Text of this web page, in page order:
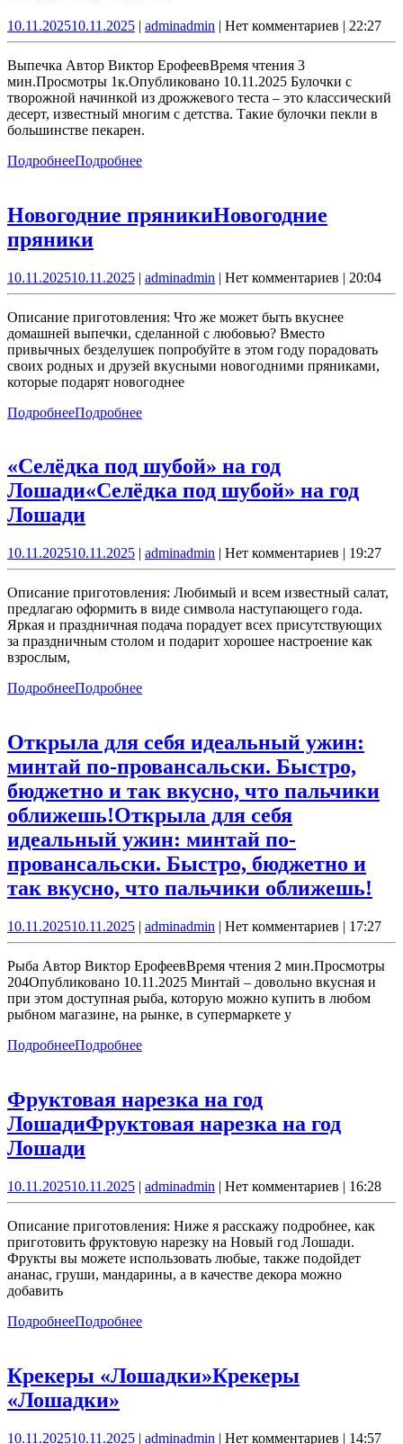
10.11.202510.11.2025 | adminadmin | Нет комментариев | 22:27
Выпечка Автор Виктор ЕрофеевВремя чтения 3
мин.Просмотры 1к.Опубликовано 10.11.2025 Булочки с
творожной начинкой из дрожжевого теста – это классический
десерт, известный многим с детства. Такие булочки пекли в
большинстве пекарен.
ПодробнееПодробнее
Новогодние пряникиНовогодние
пряники
10.11.202510.11.2025 | adminadmin | Нет комментариев | 20:04
Описание приготовления: Что же может быть вкуснее
домашней выпечки, сделанной с любовью? Вместо
привычных безделушек попробуйте в этом году порадовать
своих родных и друзей вкусными новогодними пряниками,
которые подарят новогоднее
ПодробнееПодробнее
«Селёдка под шубой» на год
Лошади«Селёдка под шубой» на год
Лошади
10.11.202510.11.2025 | adminadmin | Нет комментариев | 19:27
Описание приготовления: Любимый и всем известный салат,
предлагаю оформить в виде символа наступающего года.
Яркая и праздничная подача порадует всех присутствующих
за праздничным столом и подарит хорошее настроение как
взрослым,
ПодробнееПодробнее
Открыла для себя идеальный ужин:
минтай по-провансальски. Быстро,
бюджетно и так вкусно, что пальчики
оближешь!Открыла для себя
идеальный ужин: минтай по-
провансальски. Быстро, бюджетно и
так вкусно, что пальчики оближешь!
10.11.202510.11.2025 | adminadmin | Нет комментариев | 17:27
Рыба Автор Виктор ЕрофеевВремя чтения 2 мин.Просмотры
204Опубликовано 10.11.2025 Минтай – довольно вкусная и
при этом доступная рыба, которую можно купить в любом
рыбном магазине, на рынке, в супермаркете у
ПодробнееПодробнее
Фруктовая нарезка на год
ЛошадиФруктовая нарезка на год
Лошади
10.11.202510.11.2025 | adminadmin | Нет комментариев | 16:28
Описание приготовления: Ниже я расскажу подробнее, как
приготовить фруктовую нарезку на Новый год Лошади.
Фрукты вы можете использовать любые, также подойдет
ананас, груши, мандарины, а в качестве декора можно
добавить
ПодробнееПодробнее
Крекеры «Лошадки»Крекеры
«Лошадки»
10.11.202510.11.2025 | adminadmin | Нет комментариев | 14:57